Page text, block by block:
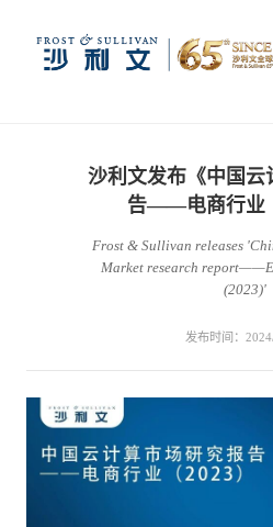
行业研究
市场动态
资本市场顾问服务
传媒中心
沙利文发布《中国云
告——电商行业
Frost & Sullivan releases
Market research
(2023)'
发布时间：